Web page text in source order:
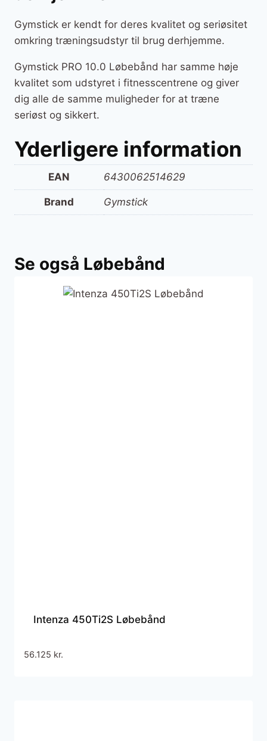
Gymstick er kendt for deres kvalitet og seriøsitet
omkring træningsudstyr til brug derhjemme.
Gymstick PRO 10.0 Løbebånd har samme høje
kvalitet som udstyret i fitnesscentrene og giver
dig alle de samme muligheder for at træne
seriøst og sikkert.
Yderligere information
EAN 6430062514629
Brand Gymstick
Se også Løbebånd
Intenza 450Ti2S Løbebånd
56.125 kr.